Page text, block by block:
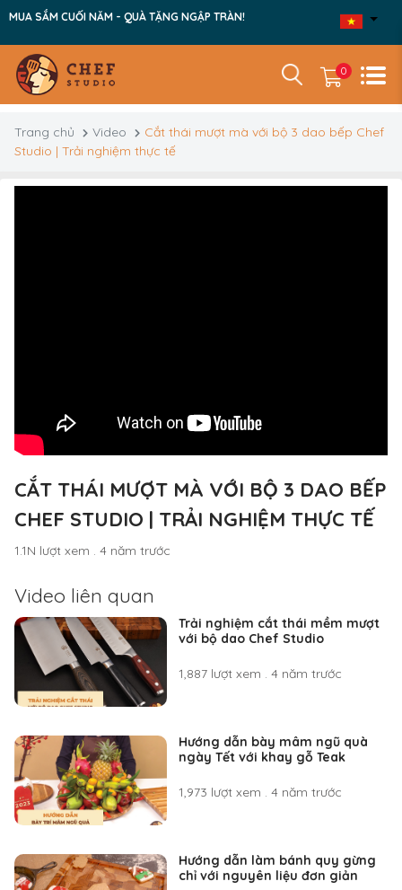
MUA SẮM CUỐI NĂM - QUÀ TẶNG NGẬP TRÀN!
0
Trang chủ Video
Cắt thái mượt mà với bộ 3 dao bếp Chef
Studio | Trải nghiệm thực tế
CẮT THÁI MƯỢT MÀ VỚI BỘ 3 DAO BẾP
CHEF STUDIO | TRẢI NGHIỆM THỰC TẾ
1.1N lượt xem . 4 năm trước
Video liên quan
Trải nghiệm cắt thái mềm mượt
với bộ dao Chef Studio
1,887 lượt xem . 4 năm trước
Hướng dẫn bày mâm ngũ quà
ngày Tết với khay gỗ Teak
1,973 lượt xem . 4 năm trước
Hướng dẫn làm bánh quy gừng
chỉ với nguyên liệu đơn giản